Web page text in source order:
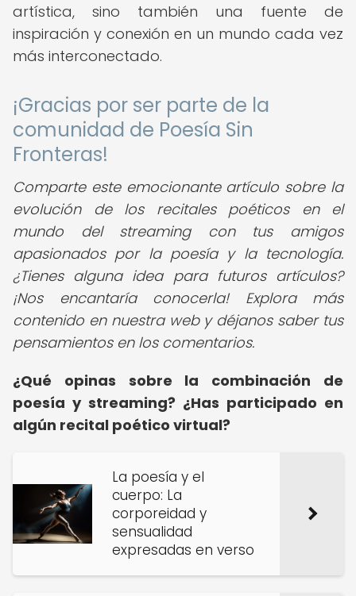
artística, sino también una fuente de
inspiración y conexión en un mundo cada vez
más interconectado.
¡Gracias por ser parte de la
comunidad de Poesía Sin
Fronteras!
Comparte este emocionante artículo sobre la
evolución de los recitales poéticos en el
mundo del streaming con tus amigos
apasionados por la poesía y la tecnología.
¿Tienes alguna idea para futuros artículos?
¡Nos encantaría conocerla! Explora más
contenido en nuestra web y déjanos saber tus
pensamientos en los comentarios.
¿Qué opinas sobre la combinación de
poesía y streaming? ¿Has participado en
algún recital poético virtual?
La poesía y el
cuerpo: La
corporeidad y
sensualidad
expresadas en verso